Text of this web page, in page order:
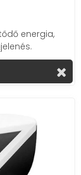
energia,